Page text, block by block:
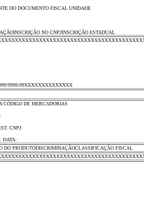
DO DOCUMENTO FISCAL UNIDADE
NO CNPJINSCRIÇÃO ESTADUAL
9999-99XXXXXXXXXXXXXX
CÓDIGO DE MERCADORIAS
CNPJ:
DATA:
DO PRODUTODISCRIMINAÇÃOCLASSIFICAÇÃO FISCAL